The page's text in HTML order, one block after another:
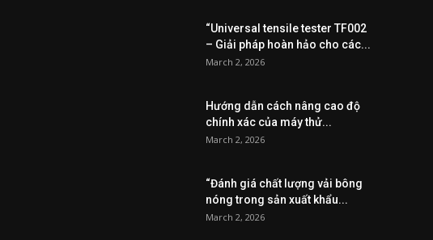
“Universal tensile tester TF002
– Giải pháp hoàn hảo cho các...
March 2, 2026
Hướng dẫn cách nâng cao độ
chính xác của máy thử...
March 2, 2026
“Đánh giá chất lượng vải bông
nóng trong sản xuất khẩu...
March 2, 2026